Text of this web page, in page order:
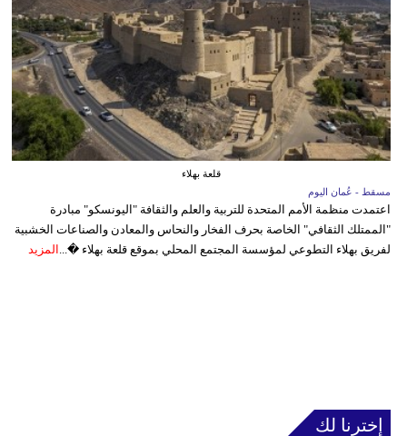
قلعة بهلاء
مسقط - عُمان اليوم
اعتمدت منظمة الأمم المتحدة للتربية والعلم والثقافة "اليونسكو" مبادرة
"الممتلك الثقافي" الخاصة بحرف الفخار والنحاس والمعادن والصناعات الخشبية
لفريق بهلاء التطوعي لمؤسسة المجتمع المحلي بموقع قلعة بهلاء �... المزيد
إخترنا لك